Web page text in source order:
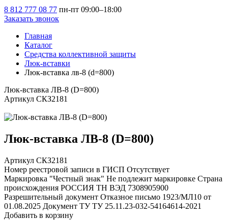
8 812 777 08 77 пн-пт 09:00–18:00
Заказать звонок
Главная
Каталог
Средства коллективной защиты
Люк-вставки
Люк-вставка лв-8 (d=800)
Люк-вставка ЛВ-8 (D=800)
Артикул СКЗ2181
Люк-вставка ЛВ-8 (D=800)
Артикул СКЗ2181
Номер реестровой записи в ГИСП Отсутствует
Маркировка "Честный знак" Не подлежит маркировке Страна
происхождения РОССИЯ ТН ВЭД 7308905900
Разрешительный документ Отказное письмо 1923/МЛ10 от
01.08.2025 Документ ТУ ТУ 25.11.23-032-54164614-2021
Добавить в корзину